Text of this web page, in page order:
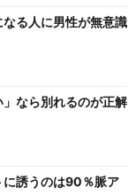
る人に男性が無意識
なら別れるのが正解
に誘うのは90％脈ア